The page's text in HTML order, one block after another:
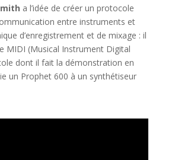
a l’idée de créer un protocole
entre instruments et
d’enregistrement et de mixage : il
MIDI (Musical Instrument Digital
dont il fait la démonstration en
un Prophet 600 à un synthétiseur